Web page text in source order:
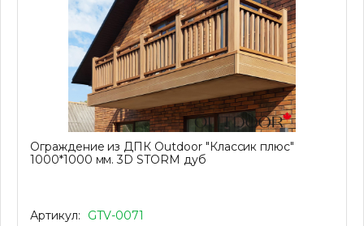
Ограждение из ДПК Outdoor "Классик плюс"
1000*1000 мм. 3D STORM дуб
Артикул: GTV-0071